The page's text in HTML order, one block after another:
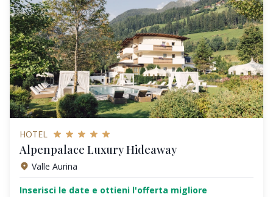
HOTEL
Alpenpalace Luxury Hideaway
Valle Aurina
Inserisci le date e ottieni l'offerta migliore